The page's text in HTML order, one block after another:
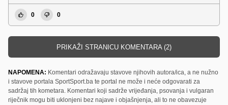
0 0
PRIKAŽI STRANICU KOMENTARA (2)
NAPOMENA: Komentari odražavaju stavove njihovih autora/ica, a ne nužno
i stavove portala SportSport.ba te portal ne može i neće odgovarati za
sadržaj tih kometara. Komentari koji sadrže vrijeđanja, psovanja i vulgaran
riječnik mogu biti uklonjeni bez najave i objašnjenja, ali to ne obavezuje